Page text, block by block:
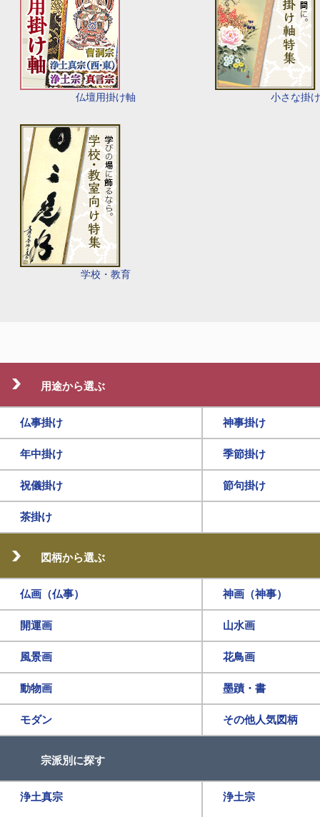
仏壇用掛け軸 小さな掛
学校・教育
用途から選ぶ
仏事掛け 神事掛け
年中掛け 季節掛け
祝儀掛け 節句掛け
茶掛け
図柄から選ぶ
仏画（仏事） 神画（神事）
開運画 山水画
風景画 花鳥画
動物画 墨蹟・書
モダン その他人気図柄
宗派別に探す
浄土真宗 浄土宗